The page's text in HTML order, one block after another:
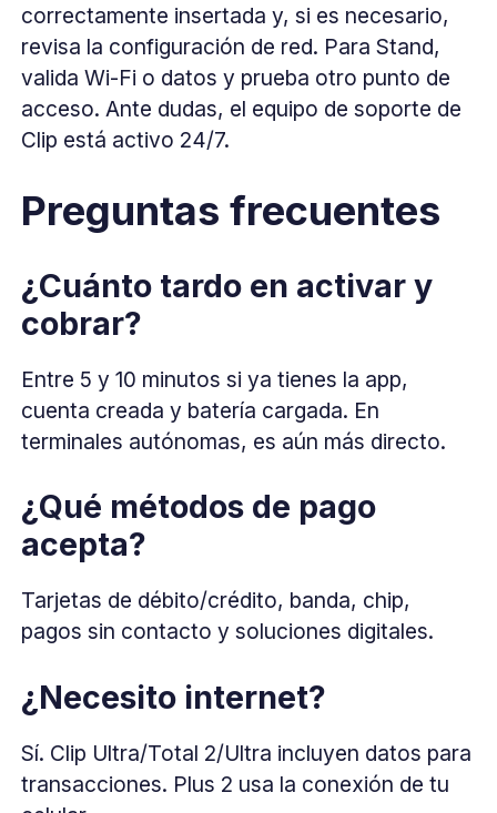
correctamente insertada y, si es necesario,
revisa la configuración de red. Para Stand,
valida Wi-Fi o datos y prueba otro punto de
acceso. Ante dudas, el equipo de soporte de
Clip está activo 24/7.
Preguntas frecuentes
¿Cuánto tardo en activar y
cobrar?
Entre 5 y 10 minutos si ya tienes la app,
cuenta creada y batería cargada. En
terminales autónomas, es aún más directo.
¿Qué métodos de pago
acepta?
Tarjetas de débito/crédito, banda, chip,
pagos sin contacto y soluciones digitales.
¿Necesito internet?
Sí. Clip Ultra/Total 2/Ultra incluyen datos para
transacciones. Plus 2 usa la conexión de tu